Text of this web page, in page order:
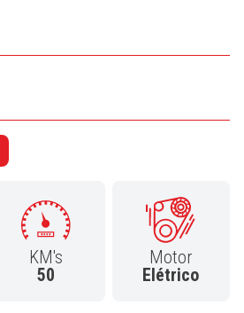
KM's
50
Motor
Elétrico